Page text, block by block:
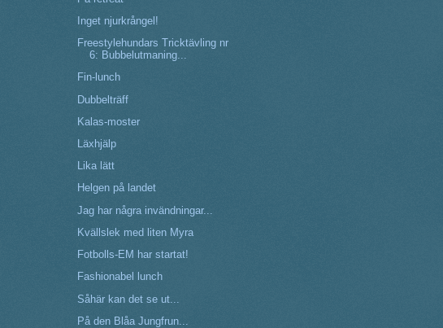
Inget njurkrångel!
Freestylehundars Tricktävling nr
6: Bubbelutmaning...
Fin-lunch
Dubbelträff
Kalas-moster
Läxhjälp
Lika lätt
Helgen på landet
Jag har några invändningar...
Kvällslek med liten Myra
Fotbolls-EM har startat!
Fashionabel lunch
Såhär kan det se ut...
På den Blåa Jungfrun...